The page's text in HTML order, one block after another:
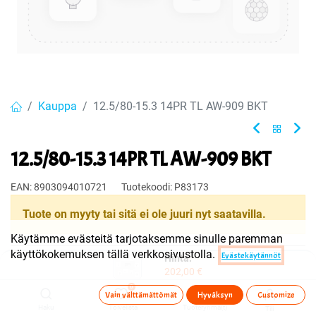
Hinta:
202,00 €
0
Toivelista Tuoteryhmä(t)
Kauppa 12.5/80-15.3 14PR TL AW-909 BKT
12.5/80-15.3 14PR TL AW-909 BKT
EAN:8903094010721 Tuotekoodi: P83173
Tuote on myyty tai sitä ei ole juuri nyt saatavilla.
Käytämme evästeitä tarjotaksemme sinulle paremman
käyttökokemuksen tällä verkkosivustolla.
Evästekäytännöt
Vain välttämättömät Hyväksyn Customize